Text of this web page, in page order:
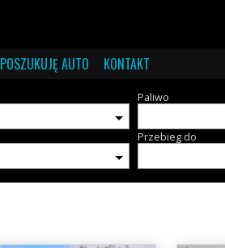
POSZUKUJĘ AUTO KONTAKT
Paliwo
Przebieg do